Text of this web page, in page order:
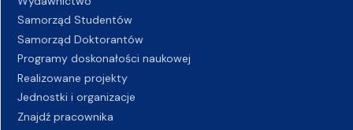
Samorząd Studentów
Samorząd Doktorantów
Programy doskonałości naukowej
Realizowane projekty
Jednostki i organizacje
Znajdź pracownika